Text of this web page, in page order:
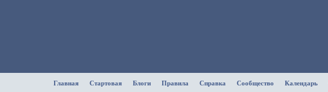
Главная Стартовая Блоги Правила Справка Сообщество Календарь